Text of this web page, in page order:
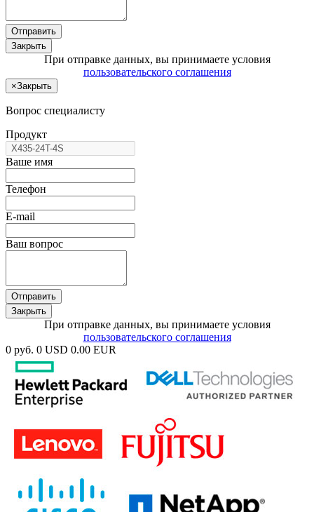
Отправить
Закрыть
При отправке данных, вы принимаете условия
пользовательского соглашения
×Закрыть
Вопрос специалисту
Продукт
Ваше имя
Телефон
E-mail
Ваш вопрос
Отправить
Закрыть
При отправке данных, вы принимаете условия
пользовательского соглашения
0 руб. 0 USD 0.00 EUR